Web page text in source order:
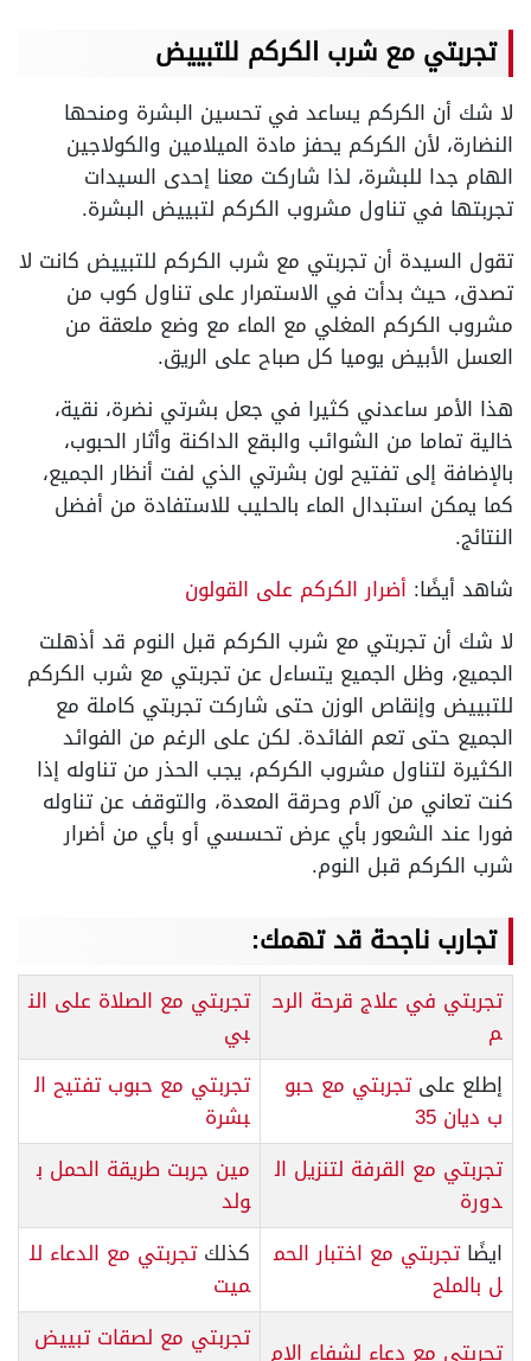
تجربتي مع شرب الكركم للتبييض
لا شك أن الكركم يساعد في تحسين البشرة ومنحها
النضارة، لأن الكركم يحفز مادة الميلامين والكولاجين
الهام جدا للبشرة، لذا شاركت معنا إحدى السيدات
تجربتها في تناول مشروب الكركم لتبييض البشرة.
تقول السيدة أن تجربتي مع شرب الكركم للتبييض كانت لا
تصدق، حيث بدأت في الاستمرار على تناول كوب من
مشروب الكركم المغلي مع الماء مع وضع ملعقة من
العسل الأبيض يوميا كل صباح على الريق.
هذا الأمر ساعدني كثيرا في جعل بشرتي نضرة، نقية،
خالية تماما من الشوائب والبقع الداكنة وأثار الحبوب،
بالإضافة إلى تفتيح لون بشرتي الذي لفت أنظار الجميع،
كما يمكن استبدال الماء بالحليب للاستفادة من أفضل
النتائج.
شاهد أيضًا: أضرار الكركم على القولون
لا شك أن تجربتي مع شرب الكركم قبل النوم قد أذهلت
الجميع، وظل الجميع يتساءل عن تجربتي مع شرب الكركم
للتبييض وإنقاص الوزن حتى شاركت تجربتي كاملة مع
الجميع حتى تعم الفائدة. لكن على الرغم من الفوائد
الكثيرة لتناول مشروب الكركم، يجب الحذر من تناوله إذا
كنت تعاني من آلام وحرقة المعدة، والتوقف عن تناوله
فورا عند الشعور بأي عرض تحسسي أو بأي من أضرار
شرب الكركم قبل النوم.
تجارب ناجحة قد تهمك:
تجربتي في علاج قرحة الرح
م
تجربتي مع الصلاة على الن
بي
إطلع علىتجربتي مع حبو
ب ديان 35
تجربتي مع حبوب تفتيح ال
بشرة
تجربتي مع القرفة لتنزيل ال
دورة
مين جربت طريقة الحمل ب
ولد
ايضًاتجربتي مع اختبار الحم
ل بالملح
كذلكتجربتي مع الدعاء لل
ميت
تجربتي مع دعاء لشفاء الام تجربتي مع لصقات تبييض